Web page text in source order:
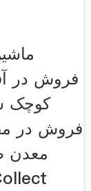
فروش در
کوچک
فروش در
معدن